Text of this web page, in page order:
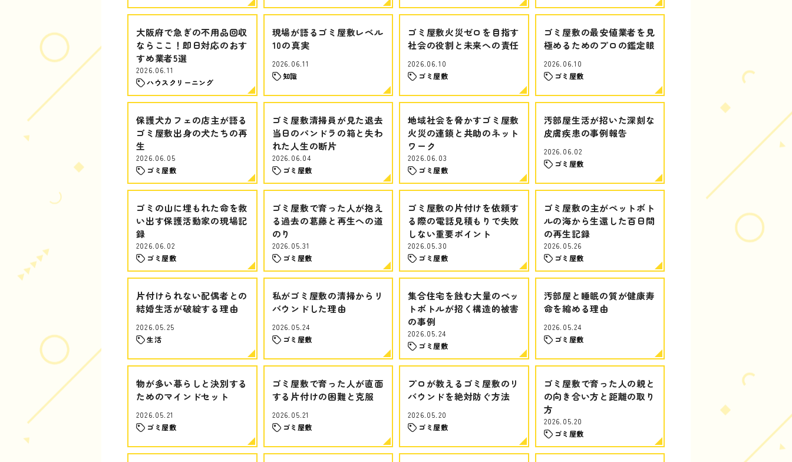
大阪府で急ぎの不用品回収
ならここ！即日対応のおす
すめ業者5選
2026.06.11
ハウスクリーニング
現場が語るゴミ屋敷レベル
10の真実
2026.06.11
知識
ゴミ屋敷火災ゼロを目指す
社会の役割と未来への責任
2026.06.10
ゴミ屋敷
ゴミ屋敷の最安値業者を見
極めるためのプロの鑑定眼
2026.06.10
ゴミ屋敷
保護犬カフェの店主が語る
ゴミ屋敷出身の犬たちの再
生
2026.06.05
ゴミ屋敷
ゴミ屋敷清掃員が見た退去
当日のパンドラの箱と失わ
れた人生の断片
2026.06.04
ゴミ屋敷
地域社会を脅かすゴミ屋敷
火災の連鎖と共助のネット
ワーク
2026.06.03
ゴミ屋敷
汚部屋生活が招いた深刻な
皮膚疾患の事例報告
2026.06.02
ゴミ屋敷
ゴミの山に埋もれた命を救
い出す保護活動家の現場記
録
2026.06.02
ゴミ屋敷
ゴミ屋敷で育った人が抱え
る過去の葛藤と再生への道
のり
2026.05.31
ゴミ屋敷
ゴミ屋敷の片付けを依頼す
る際の電話見積もりで失敗
しない重要ポイント
2026.05.30
ゴミ屋敷
ゴミ屋敷の主がペットボト
ルの海から生還した百日間
の再生記録
2026.05.26
ゴミ屋敷
片付けられない配偶者との
結婚生活が破綻する理由
2026.05.25
生活
私がゴミ屋敷の清掃からリ
バウンドした理由
2026.05.24
ゴミ屋敷
集合住宅を蝕む大量のペッ
トボトルが招く構造的被害
の事例
2026.05.24
ゴミ屋敷
汚部屋と睡眠の質が健康寿
命を縮める理由
2026.05.24
ゴミ屋敷
物が多い暮らしと決別する
ためのマインドセット
2026.05.21
ゴミ屋敷
ゴミ屋敷で育った人が直面
する片付けの困難と克服
2026.05.21
ゴミ屋敷
プロが教えるゴミ屋敷のリ
バウンドを絶対防ぐ方法
2026.05.20
ゴミ屋敷
ゴミ屋敷で育った人の親と
の向き合い方と距離の取り
方
2026.05.20
ゴミ屋敷